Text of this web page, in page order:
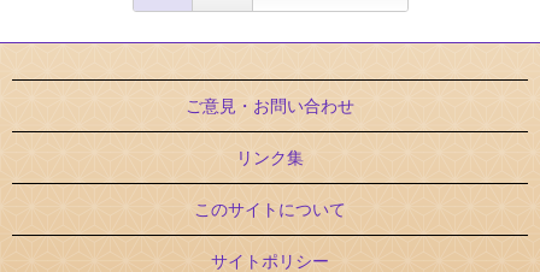
ご意見・お問い合わせ
リンク集
このサイトについて
サイトポリシー